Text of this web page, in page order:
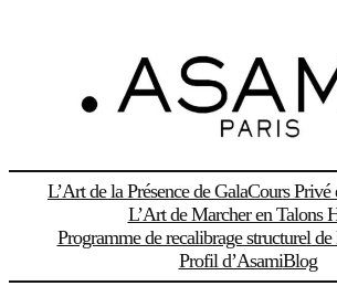
L’Art de la Présence de GalaCours Privé
L’Art de Marcher en Talons
Programme de recalibrage structurel
Profil d’AsamiBlog